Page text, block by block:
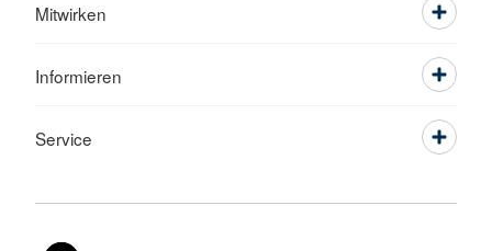
Mitwirken
Informieren
Service
Sprache wechseln zu